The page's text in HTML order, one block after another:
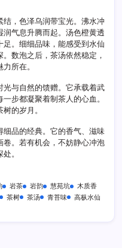
，色泽乌润带宝光。沸水冲
气息升腾而起。汤色橙黄透
。细细品味，能感受到水仙
数泡之后，茶汤依然稳定，
所在。
与自然的馈赠。它承载着武
步都凝聚着制茶人的心血。
的岁月。
细品的经典。它的香气、滋味
。若有机会，不妨静心冲泡
。
岩茶 岩韵 慧苑坑
木质香
茶树 茶汤 青苔味 高枞水仙